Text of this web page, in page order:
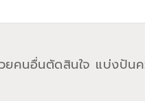
ยคนอื่นตัดสินใจ แบ่งปั